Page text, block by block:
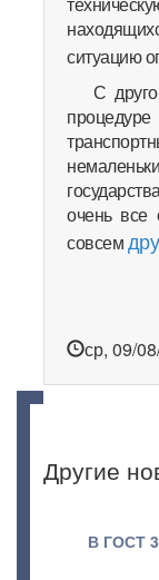
ситуацию
С
очень
совсем
ср, 09/
Другие
В ГОСТ